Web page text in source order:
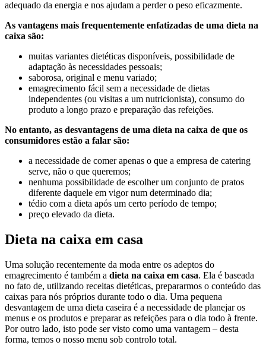
adequado da energia e nos ajudam a perder o peso eficazmente.
As vantagens mais frequentemente enfatizadas de uma dieta na
caixa são:
muitas variantes dietéticas disponíveis, possibilidade de
adaptação às necessidades pessoais;
saborosa, original e menu variado;
emagrecimento fácil sem a necessidade de dietas
independentes (ou visitas a um nutricionista), consumo do
produto a longo prazo e preparação das refeições.
No entanto, as desvantagens de uma dieta na caixa de que os
consumidores estão a falar são:
a necessidade de comer apenas o que a empresa de catering
serve, não o que queremos;
nenhuma possibilidade de escolher um conjunto de pratos
diferente daquele em vigor num determinado dia;
tédio com a dieta após um certo período de tempo;
preço elevado da dieta.
Dieta na caixa em casa
Uma solução recentemente da moda entre os adeptos do
emagrecimento é também a dieta na caixa em casa. Ela é baseada
no fato de, utilizando receitas dietéticas, prepararmos o conteúdo das
caixas para nós próprios durante todo o dia. Uma pequena
desvantagem de uma dieta caseira é a necessidade de planejar os
menus e os produtos e preparar as refeições para o dia todo à frente.
Por outro lado, isto pode ser visto como uma vantagem – desta
forma, temos o nosso menu sob controlo total.